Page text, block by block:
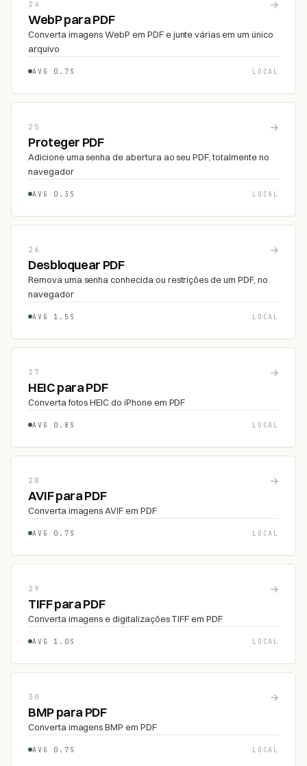
24 →
WebP para PDF
Converta imagens WebP em PDF e junte várias em um único
arquivo
AVG 0.7S LOCAL
25 →
Proteger PDF
Adicione uma senha de abertura ao seu PDF, totalmente no
navegador
AVG 0.3S LOCAL
26 →
Desbloquear PDF
Remova uma senha conhecida ou restrições de um PDF, no
navegador
AVG 1.5S LOCAL
27 →
HEIC para PDF
Converta fotos HEIC do iPhone em PDF
AVG 0.8S LOCAL
28 →
AVIF para PDF
Converta imagens AVIF em PDF
AVG 0.7S LOCAL
29 →
TIFF para PDF
Converta imagens e digitalizações TIFF em PDF
AVG 1.0S LOCAL
30 →
BMP para PDF
Converta imagens BMP em PDF
AVG 0.7S LOCAL